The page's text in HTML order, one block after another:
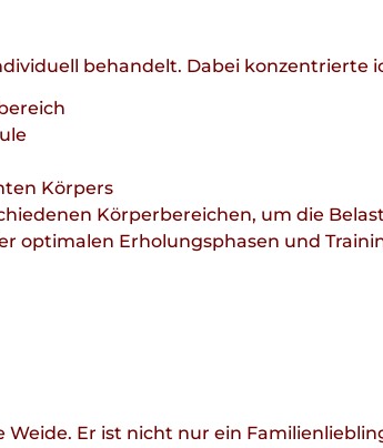
behandelt. Dabei konzentrierte
Körpers
Körperbereichen, um die
optimalen Erholungsphasen und
Er ist nicht nur ein